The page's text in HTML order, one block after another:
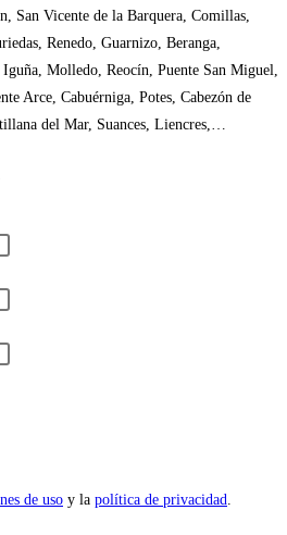
San Vicente de la Barquera, Comillas,
Renedo, Guarnizo, Beranga,
Iguña, Molledo, Reocín, Puente San Miguel,
Arce, Cabuérniga, Potes, Cabezón de
del Mar, Suances, Liencres,…
de uso y la política de privacidad.